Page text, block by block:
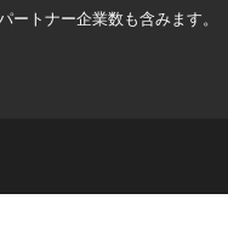
トナー企業数も含みます。